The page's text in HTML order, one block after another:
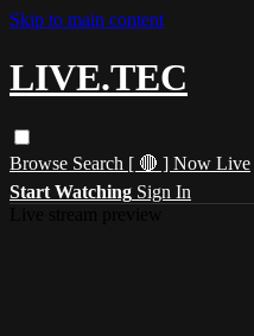
Skip to main content
LIVE.TEC
Browse Search [ 🔴 ] Now Live
Start Watching Sign In